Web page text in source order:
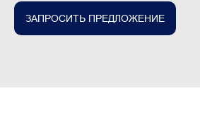
ЗАПРОСИТЬ ПРЕДЛОЖЕНИЕ